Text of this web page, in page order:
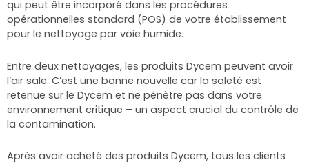
qui peut être incorporé dans les procédures
opérationnelles standard (POS) de votre établissement
pour le nettoyage par voie humide.
Entre deux nettoyages, les produits Dycem peuvent avoir
l’air sale. C’est une bonne nouvelle car la saleté est
retenue sur le Dycem et ne pénètre pas dans votre
environnement critique – un aspect crucial du contrôle de
la contamination.
Après avoir acheté des produits Dycem, tous les clients